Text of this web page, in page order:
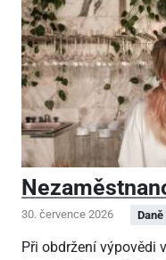
30. července 2026 Daně
Při obdržení výpovědi